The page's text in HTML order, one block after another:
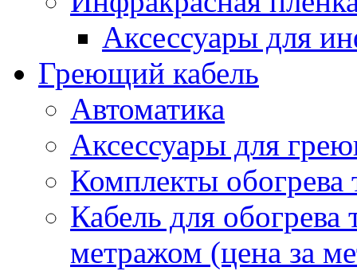
Аксессуары для
Греющий кабель
Автоматика
Аксессуары для
Комплекты обогрева
Кабель для обогрева
метражом (цена за